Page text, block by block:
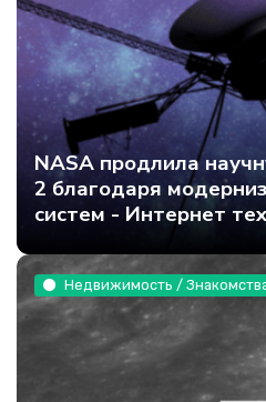
NASA продлила
2 благодаря
систем - Интернет
Недвижимость /